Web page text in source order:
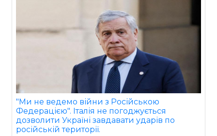
"Ми не ведемо війни з Російською
Федерацією". Італія не погоджується
дозволити Україні завдавати ударів по
російській території.